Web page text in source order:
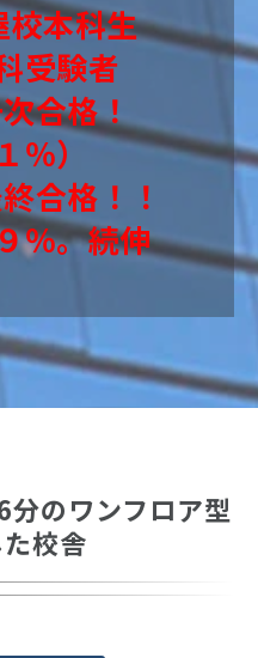
校本科生
受験者
合格！
）
合格！！
％。続伸
のワンフロア型
校舎